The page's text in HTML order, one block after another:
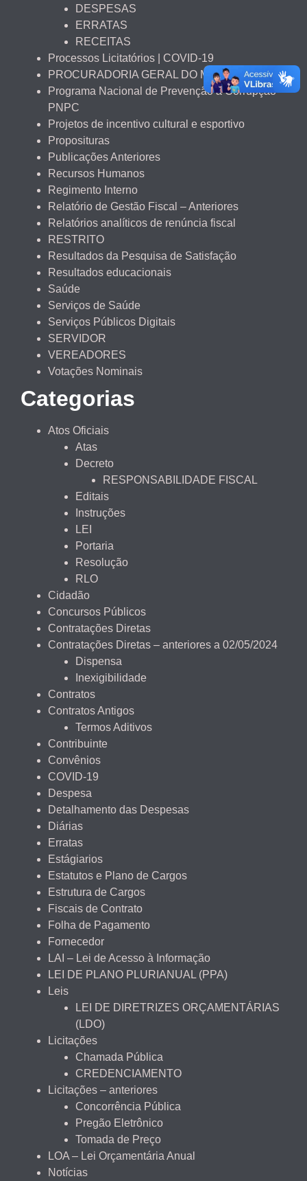
DESPESAS
ERRATAS
RECEITAS
Processos Licitatórios | COVID-19
PROCURADORIA GERAL DO MUNICÍPIO
Programa Nacional de Prevenção à Corrupção –
PNPC
Projetos de incentivo cultural e esportivo
Proposituras
Publicações Anteriores
Recursos Humanos
Regimento Interno
Relatório de Gestão Fiscal – Anteriores
Relatórios analíticos de renúncia fiscal
RESTRITO
Resultados da Pesquisa de Satisfação
Resultados educacionais
Saúde
Serviços de Saúde
Serviços Públicos Digitais
SERVIDOR
VEREADORES
Votações Nominais
Categorias
Atos Oficiais
Atas
Decreto
RESPONSABILIDADE FISCAL
Editais
Instruções
LEI
Portaria
Resolução
RLO
Cidadão
Concursos Públicos
Contratações Diretas
Contratações Diretas – anteriores a 02/05/2024
Dispensa
Inexigibilidade
Contratos
Contratos Antigos
Termos Aditivos
Contribuinte
Convênios
COVID-19
Despesa
Detalhamento das Despesas
Diárias
Erratas
Estágiarios
Estatutos e Plano de Cargos
Estrutura de Cargos
Fiscais de Contrato
Folha de Pagamento
Fornecedor
LAI – Lei de Acesso à Informação
LEI DE PLANO PLURIANUAL (PPA)
Leis
LEI DE DIRETRIZES ORÇAMENTÁRIAS
(LDO)
Licitações
Chamada Pública
CREDENCIAMENTO
Licitações – anteriores
Concorrência Pública
Pregão Eletrônico
Tomada de Preço
LOA – Lei Orçamentária Anual
Notícias